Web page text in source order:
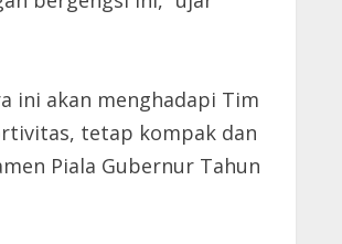
ini akan menghadapi Tim
tetap kompak dan
Piala Gubernur Tahun